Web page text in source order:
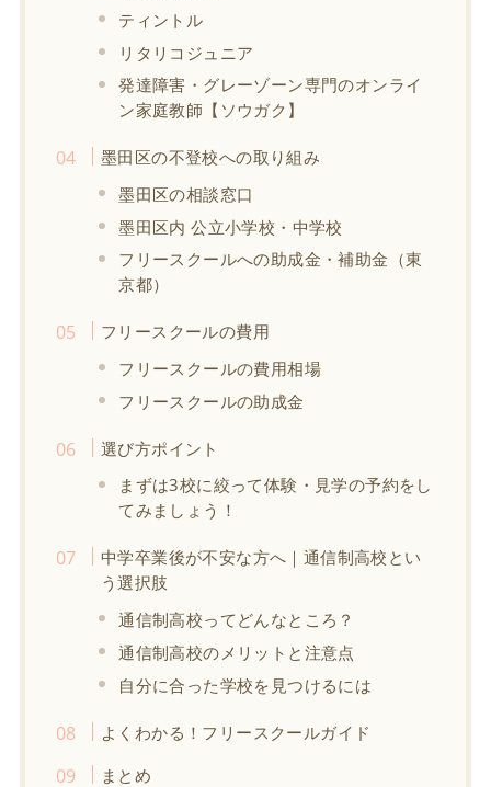
ティントル
リタリコジュニア
発達障害・グレーゾーン専門のオンライ
ン家庭教師【ソウガク】
墨田区の不登校への取り組み
墨田区の相談窓口
墨田区内 公立小学校・中学校
フリースクールへの助成金・補助金（東
京都）
フリースクールの費用
フリースクールの費用相場
フリースクールの助成金
選び方ポイント
まずは3校に絞って体験・見学の予約をし
てみましょう！
中学卒業後が不安な方へ｜通信制高校とい
う選択肢
通信制高校ってどんなところ？
通信制高校のメリットと注意点
自分に合った学校を見つけるには
よくわかる！フリースクールガイド
まとめ